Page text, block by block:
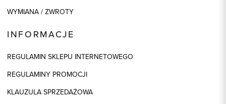
WYMIANA / ZWROTY
INFORMACJE
REGULAMIN SKLEPU INTERNETOWEGO
REGULAMINY PROMOCJI
KLAUZULA SPRZEDAŻOWA